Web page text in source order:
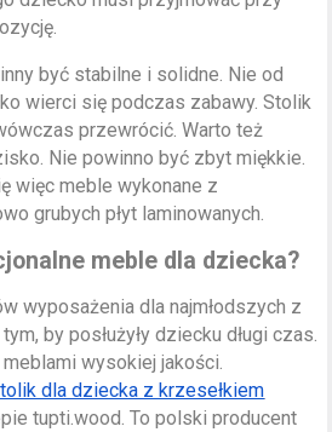
być stabilne i solidne. Nie od
wierci się podczas zabawy. Stolik
przewrócić. Warto też
Nie powinno być zbyt miękkie.
więc meble wykonane z
grubych płyt laminowanych.
meble dla dziecka?
wyposażenia dla najmłodszych z
by posłużyły dziecku długi czas.
wysokiej jakości.
dla dziecka z krzesełkiem
tupti.wood. To polski producent